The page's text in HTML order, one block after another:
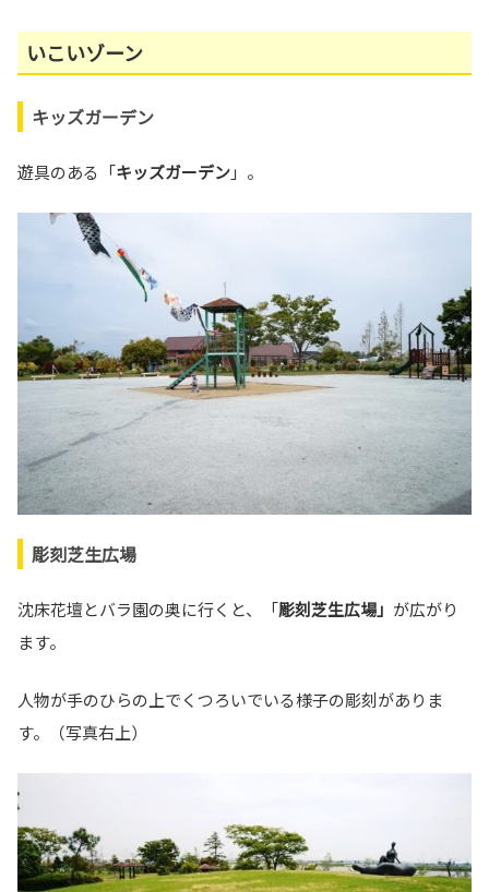
いこいゾーン
キッズガーデン
遊具のある「キッズガーデン」。
彫刻芝生広場
沈床花壇とバラ園の奥に行くと、「彫刻芝生広場」 が広がり
ます。
人物が手のひらの上でくつろいでいる様子の彫刻がありま
す。（写真右上）